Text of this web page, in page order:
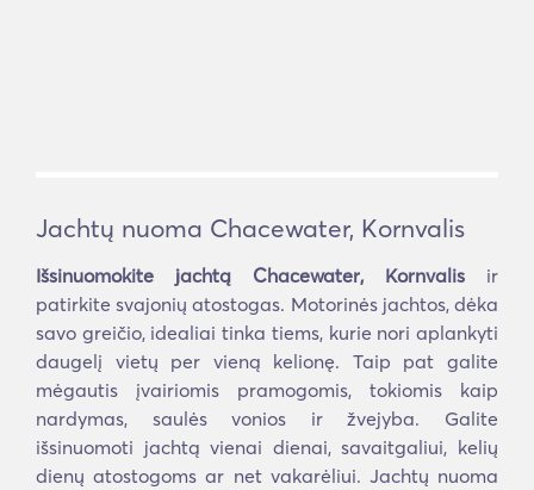
Jachtų nuoma Chacewater, Kornvalis
Išsinuomokite jachtą Chacewater, Kornvalis ir
patirkite svajonių atostogas. Motorinės jachtos, dėka
savo greičio, idealiai tinka tiems, kurie nori aplankyti
daugelį vietų per vieną kelionę. Taip pat galite
mėgautis įvairiomis pramogomis, tokiomis kaip
nardymas, saulės vonios ir žvejyba. Galite
išsinuomoti jachtą vienai dienai, savaitgaliui, kelių
dienų atostogoms ar net vakarėliui. Jachtų nuoma